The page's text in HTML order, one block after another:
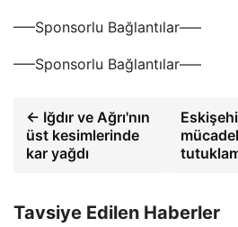
—–Sponsorlu Bağlantılar—–
—–Sponsorlu Bağlantılar—–
← Iğdır ve Ağrı'nın
üst kesimlerinde
kar yağdı
Tavsiye Edilen Haberler